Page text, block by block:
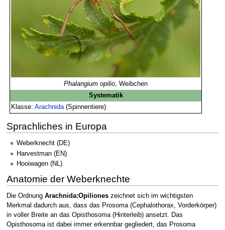
Phalangium opilio , Weibchen
Systematik
Klasse:Arachnida (Spinnentiere)
Sprachliches in Europa
Weberknecht (DE)
Harvestman (EN)
Hooiwagen (NL)
Anatomie der Weberknechte
Die Ordnung Arachnida:Opilioneszeichnet sich im wichtigsten
Merkmal dadurch aus, dass das Prosoma (Cephalothorax, Vorderkörper)
in voller Breite an das Opisthosoma (Hinterleib) ansetzt. Das
Opisthosoma ist dabei immer erkennbar gegliedert, das Prosoma